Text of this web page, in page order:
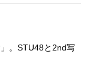
。STU48と2nd写